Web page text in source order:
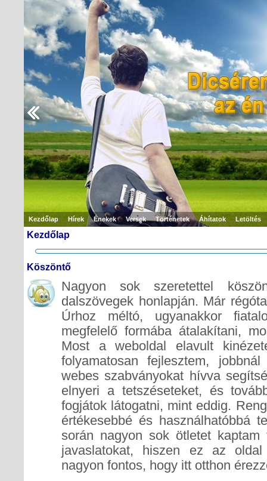
Kezdőlap Hírek Énekek Versek Történetek Áhítatok Letöltés
Kezdőlap
Köszöntő
Nagyon sok szeretettel
dalszövegek honlapján. Már
Úrhoz méltó, ugyanakkor
megfelelő formába átalakítani,
Most a weboldal elavult
folyamatosan fejlesztem,
webes szabványokat hívva
elnyeri a tetszéseteket, és
fogjátok látogatni, mint eddig.
értékesebbé és használhatóbbá
során nagyon sok ötletet
javaslatokat, hiszen ez az
nagyon fontos, hogy itt otthon